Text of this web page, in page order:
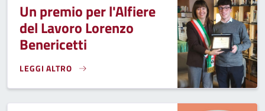
Un premio per l'Alfiere
del Lavoro Lorenzo
Benericetti
LEGGI ALTRO
UN PREMIO PER L'ALFIERE DEL LAVORO LORENZO